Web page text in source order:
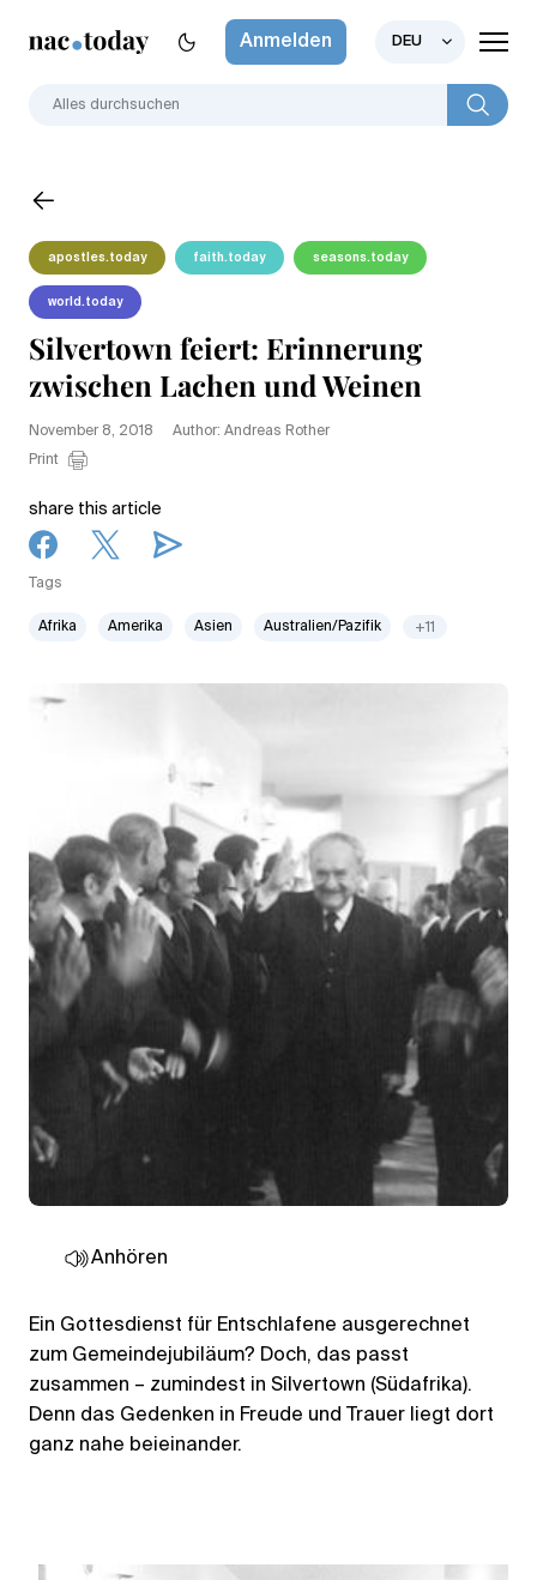
Anmelden DEU
apostles.today faith.today seasons.today
world.today
Silvertown feiert: Erinnerung
zwischen Lachen und Weinen
November 8, 2018
Author: Andreas Rother
Print
share this article
Tags
Afrika Amerika Asien Australien/Pazifik +11
Anhören
Ein Gottesdienst für Entschlafene ausgerechnet
zum Gemeindejubiläum? Doch, das passt
zusammen – zumindest in Silvertown (Südafrika).
Denn das Gedenken in Freude und Trauer liegt dort
ganz nahe beieinander.